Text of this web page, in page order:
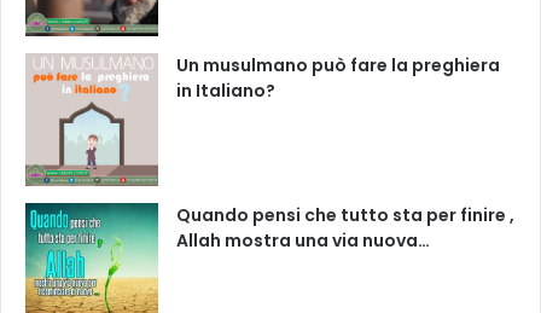
Un musulmano può fare la preghiera
in Italiano?
Quando pensi che tutto sta per finire ,
Allah mostra una via nuova…